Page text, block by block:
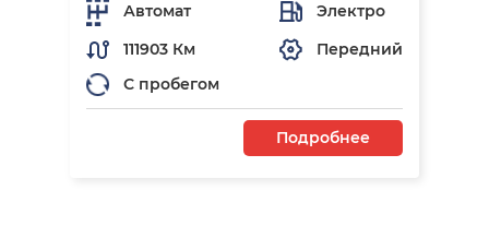
Автомат
Электро
111903 Км
Передний
С пробегом
Подробнее